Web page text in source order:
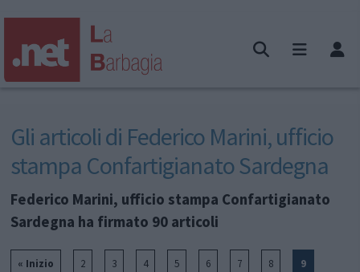
Gli articoli di Federico Marini, ufficio
stampa Confartigianato Sardegna
Federico Marini, ufficio stampa Confartigianato
Sardegna ha firmato 90 articoli
« Inizio 2 3 4 5 6 7 8 9